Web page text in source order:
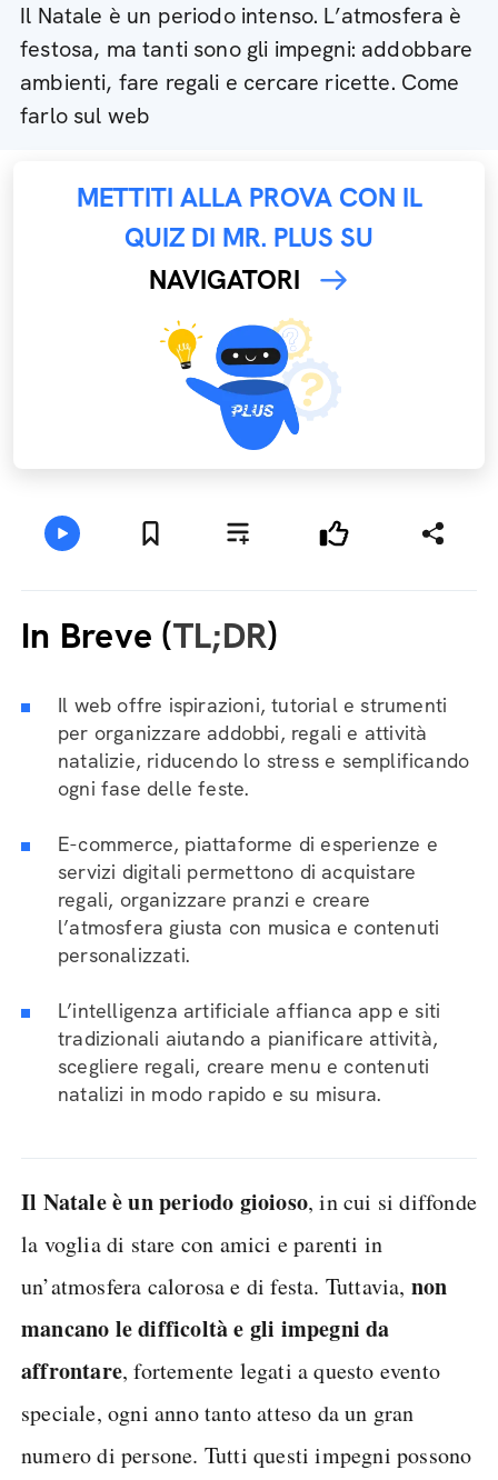
Il Natale è un periodo intenso. L’atmosfera è
festosa, ma tanti sono gli impegni: addobbare
ambienti, fare regali e cercare ricette. Come
farlo sul web
METTITI ALLA PROVA CON IL
QUIZ DI MR. PLUS SU
NAVIGATORI
In Breve (TL;DR)
Il web offre ispirazioni, tutorial e strumenti
per organizzare addobbi, regali e attività
natalizie, riducendo lo stress e semplificando
ogni fase delle feste.
E-commerce, piattaforme di esperienze e
servizi digitali permettono di acquistare
regali, organizzare pranzi e creare
l’atmosfera giusta con musica e contenuti
personalizzati.
L’intelligenza artificiale affianca app e siti
tradizionali aiutando a pianificare attività,
scegliere regali, creare menu e contenuti
natalizi in modo rapido e su misura.
Il Natale è un periodo gioioso, in cui si diffonde
la voglia di stare con amici e parenti in
un’atmosfera calorosa e di festa. Tuttavia, non
mancano le difficoltà e gli impegni da
affrontare, fortemente legati a questo evento
speciale, ogni anno tanto atteso da un gran
numero di persone. Tutti questi impegni possono